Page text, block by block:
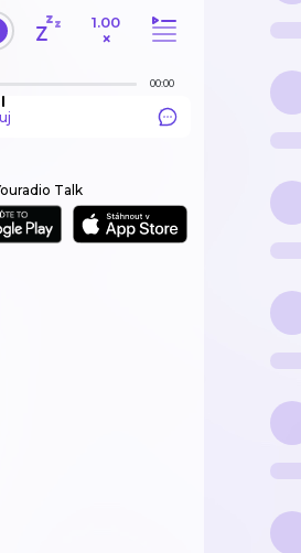
1.00
×
00:00
Talk